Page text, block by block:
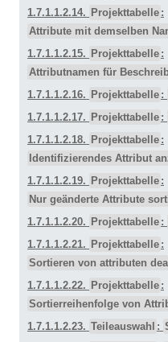
1.7.1.1.2.14. Projekttabelle :
Attribute mit demselben
1.7.1.1.2.15. Projekttabelle :
Attributnamen für
1.7.1.1.2.16. Projekttabelle :
1.7.1.1.2.17. Projekttabelle :
1.7.1.1.2.18. Projekttabelle :
Identifizierendes Attribut
1.7.1.1.2.19. Projekttabelle :
Nur geänderte Attribute
1.7.1.1.2.20. Projekttabelle :
1.7.1.1.2.21. Projekttabelle :
Sortieren von attributen
1.7.1.1.2.22. Projekttabelle :
Sortierreihenfolge von
1.7.1.1.2.23. Teileauswahl :